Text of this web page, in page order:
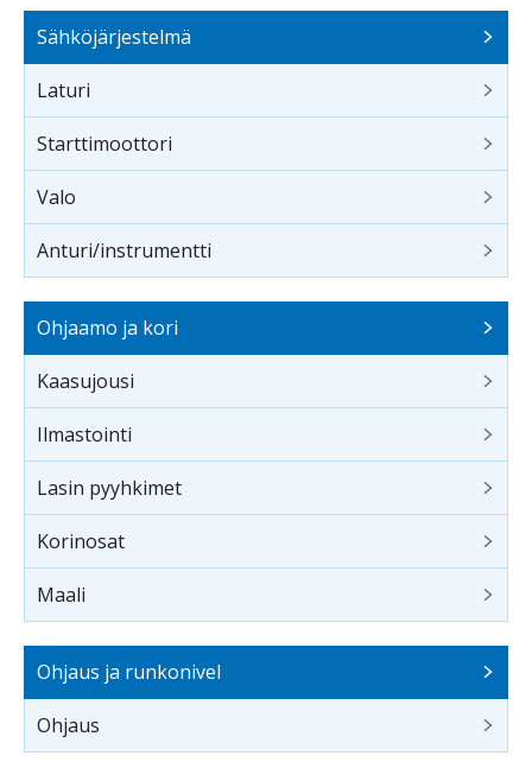
Sähköjärjestelmä
Laturi
Starttimoottori
Valo
Anturi/instrumentti
Ohjaamo ja kori
Kaasujousi
Ilmastointi
Lasin pyyhkimet
Korinosat
Maali
Ohjaus ja runkonivel
Ohjaus